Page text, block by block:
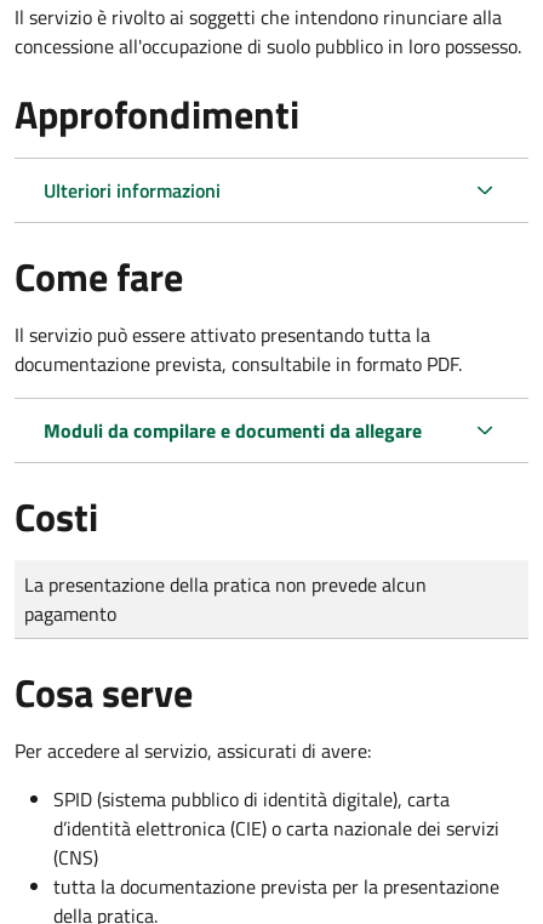
Il servizio è rivolto ai soggetti che intendono rinunciare alla
concessione all'occupazione di suolo pubblico in loro possesso.
Approfondimenti
Ulteriori informazioni
Come fare
Il servizio può essere attivato presentando tutta la
documentazione prevista, consultabile in formato PDF.
Moduli da compilare e documenti da allegare
Costi
Tipo di pagamento
Importo
La presentazione della pratica non prevede alcun
pagamento
Cosa serve
Per accedere al servizio, assicurati di avere:
SPID (sistema pubblico di identità digitale), carta
d’identità elettronica (CIE) o carta nazionale dei servizi
(CNS)
tutta la documentazione prevista per la presentazione
della pratica.